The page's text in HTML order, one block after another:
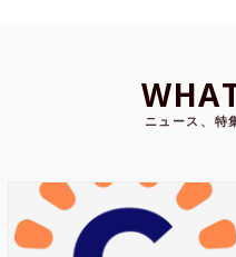
ニュース、特